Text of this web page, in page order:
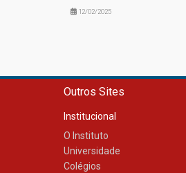
12/02/2025
Outros Sites
Institucional
O Instituto
Universidade
Colégios